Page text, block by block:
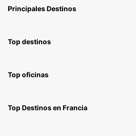
Principales Destinos
Top destinos
Top oficinas
Top Destinos en Francia